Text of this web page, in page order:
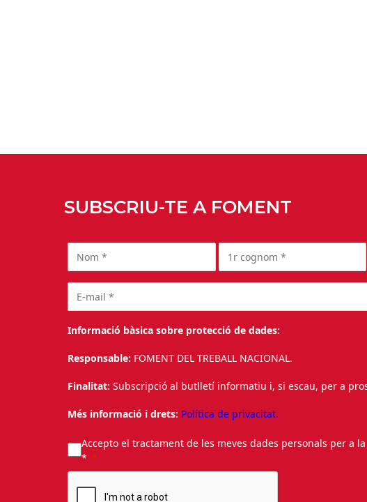
SUBSCRIU-TE A FOMENT
Informació bàsica sobre protecció de dades:
Responsable: FOMENT DEL TREBALL NACIONAL.
Finalitat: Subscripció al butlletí informatiu i, si escau, per a
Més informació i drets: Política de privacitat.
Accepto el tractament de les meves dades personals per a
*